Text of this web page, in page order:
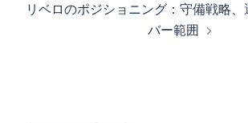
リベロのポジショニング：守備戦略
バー範囲